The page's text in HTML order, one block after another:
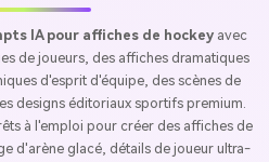
IA pour affiches de hockey avec
de joueurs, des affiches dramatiques
d'esprit d'équipe, des scènes de
designs éditoriaux sportifs premium.
à l'emploi pour créer des affiches de
d'arène glacé, détails de joueur ultra-